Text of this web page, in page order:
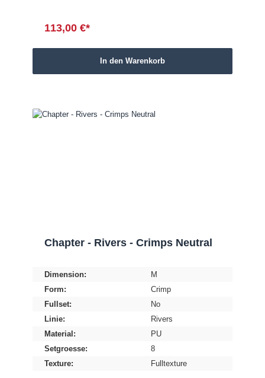
113,00 €*
In den Warenkorb
Chapter - Rivers - Crimps Neutral
Dimension:
M
Form:
Crimp
Fullset:
No
Linie:
Rivers
Material:
PU
Setgroesse:
8
Texture:
Fulltexture